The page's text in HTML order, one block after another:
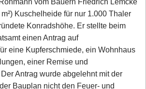
Kuschelheide für nur 1.000 Thaler
Konradshöhe. Er stellte beim
einen Antrag auf
eine Kupferschmiede, ein Wohnhaus
einer Remise und
Antrag wurde abgelehnt mit der
Bauplan nicht den Feuer- und